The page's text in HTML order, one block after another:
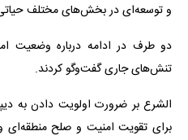
و توسعه‌ای در بخش‌های مختلف
دو طرف در ادامه درباره وضعیت
تنش‌های جاری گفت‌وگو کردند.
الشرع بر ضرورت اولویت دادن به
برای تقویت امنیت و صلح منطقه‌ای